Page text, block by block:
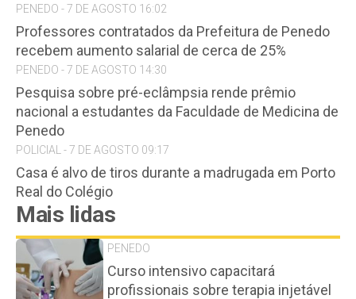
PENEDO - 7 DE AGOSTO 16:02
Professores contratados da Prefeitura de Penedo
recebem aumento salarial de cerca de 25%
PENEDO - 7 DE AGOSTO 14:30
Pesquisa sobre pré-eclâmpsia rende prêmio
nacional a estudantes da Faculdade de Medicina de
Penedo
POLICIAL - 7 DE AGOSTO 09:17
Casa é alvo de tiros durante a madrugada em Porto
Real do Colégio
Mais lidas
PENEDO
Curso intensivo capacitará
profissionais sobre terapia injetável